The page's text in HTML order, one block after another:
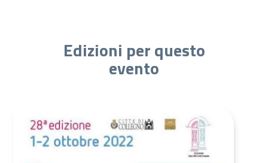
Edizioni per questo
evento